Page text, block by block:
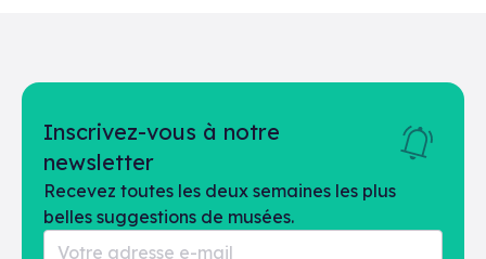
Inscrivez-vous à notre
newsletter
Recevez toutes les deux semaines les plus
belles suggestions de musées.